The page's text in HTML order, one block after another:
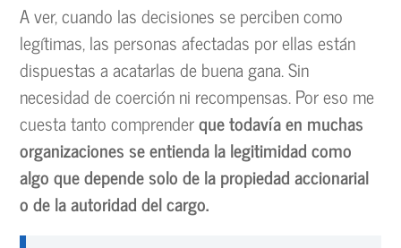
A ver, cuando las decisiones se perciben como
legítimas, las personas afectadas por ellas están
dispuestas a acatarlas de buena gana. Sin
necesidad de coerción ni recompensas. Por eso me
cuesta tanto comprenderque todavía en muchas
organizaciones se entienda la legitimidad como
algo que depende solo de la propiedad accionarial
o de la autoridad del cargo.